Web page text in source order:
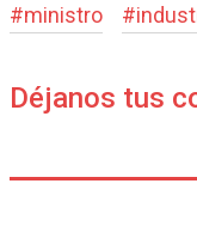
#ministro #
Déjanos tus